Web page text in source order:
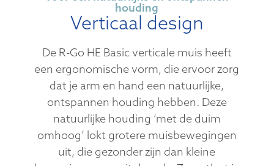
houding
Verticaal design
De R-Go HE Basic verticale muis heeft
een ergonomische vorm, die ervoor zorg
dat je arm en hand een natuurlijke,
ontspannen houding hebben. Deze
natuurlijke houding ‘met de duim
omhoog’ lokt grotere muisbewegingen
uit, die gezonder zijn dan kleine